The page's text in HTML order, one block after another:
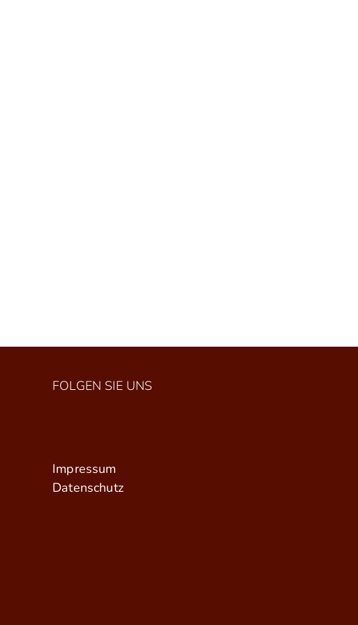
FOLGEN SIE UNS
Impressum
Datenschutz